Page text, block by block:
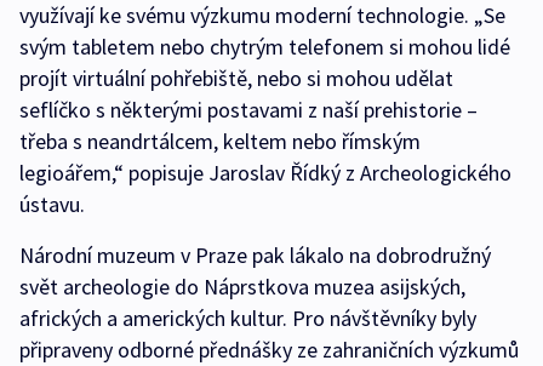
využívají ke svému výzkumu moderní technologie. „Se
svým tabletem nebo chytrým telefonem si mohou lidé
projít virtuální pohřebiště, nebo si mohou udělat
seflíčko s některými postavami z naší prehistorie –
třeba s neandrtálcem, keltem nebo římským
legioářem,“ popisuje Jaroslav Řídký z Archeologického
ústavu.
Národní muzeum v Praze pak lákalo na dobrodružný
svět archeologie do Náprstkova muzea asijských,
afrických a amerických kultur. Pro návštěvníky byly
připraveny odborné přednášky ze zahraničních výzkumů